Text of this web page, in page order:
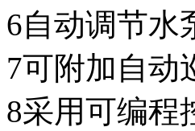
6自动调节水
7可附加自动
8采用可编程